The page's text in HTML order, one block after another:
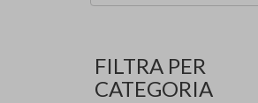
FILTRA PER
CATEGORIA